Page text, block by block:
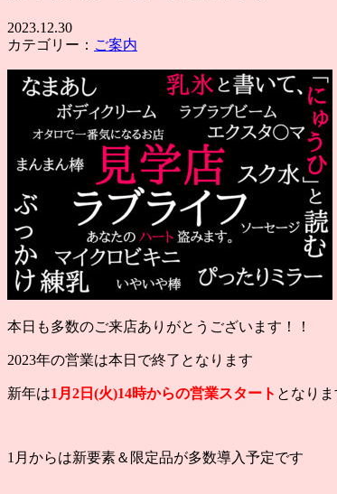
2023.12.30
カテゴリー： ご案内
本日も多数のご来店ありがとうございます！！
2023年の営業は本日で終了となります
新年は1月2日(火)14時からの営業スタート となり
1月からは新要素＆限定品が多数導入予定です